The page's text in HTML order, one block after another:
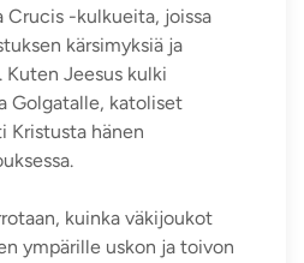
Crucis -kulkueita, joissa
kärsimyksiä ja
Jeesus kulki
Golgatalle, katoliset
Kristusta hänen
kuinka väkijoukot
ympärille uskon ja toivon